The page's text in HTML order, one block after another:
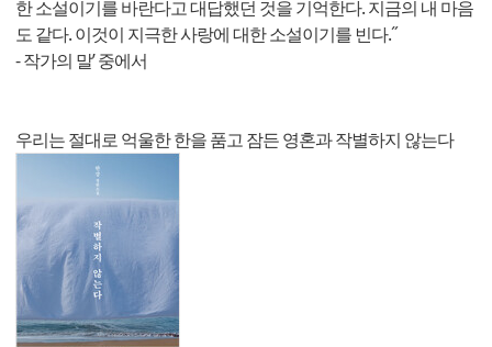
한 소설이기를 바란다고 대답했던 것을 기억한다. 지금의 내 마음
도 같다. 이것이 지극한 사랑에 대한 소설이기를 빈다.˝
- 작가의 말’ 중에서
우리는 절대로 억울한 한을 품고 잠든 영혼과 작별하지 않는다